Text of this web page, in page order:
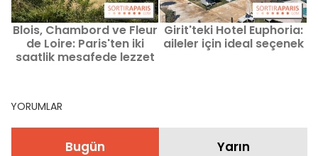
Blois, Chambord ve Fleur
de Loire: Paris'ten iki
saatlik mesafede lezzet
Girit'teki Hotel Euphoria:
aileler için ideal seçenek
YORUMLAR
Bugün Yarın